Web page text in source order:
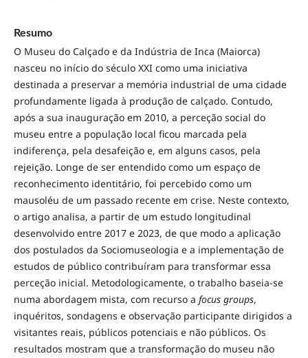
Resumo
O Museu do Calçado e da Indústria de Inca (Maiorca)
nasceu no início do século XXI como uma iniciativa
destinada a preservar a memória industrial de uma cidade
profundamente ligada à produção de calçado. Contudo,
após a sua inauguração em 2010, a perceção social do
museu entre a população local ficou marcada pela
indiferença, pela desafeição e, em alguns casos, pela
rejeição. Longe de ser entendido como um espaço de
reconhecimento identitário, foi percebido como um
mausoléu de um passado recente em crise. Neste contexto,
o artigo analisa, a partir de um estudo longitudinal
desenvolvido entre 2017 e 2023, de que modo a aplicação
dos postulados da Sociomuseologia e a implementação de
estudos de público contribuíram para transformar essa
perceção inicial. Metodologicamente, o trabalho baseia-se
numa abordagem mista, com recurso a focus groups,
inquéritos, sondagens e observação participante dirigidos a
visitantes reais, públicos potenciais e não públicos. Os
resultados mostram que a transformação do museu não